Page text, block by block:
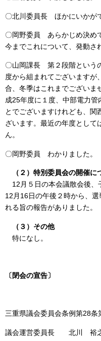
〇北川委員長 ほかにいかが
〇岡野委員 あらかじめ決め
今までこれについて、発動さ
〇山岡課長 第２段階という
度から組まれてございますが
合、冬季はこれまでございま
成25年度に１度、中部電力管
とでございますけれども、関
ざいます。最近の年度として
ん。
〇岡野委員 わかりました。
（２）特別委員会の開催に
12月５日の本会議散会後、
12月16日の午後２時から、
れる旨の報告がありました。
（３）その他
特になし。
〔閉会の宣告〕
三重県議会委員会条例第28条
議会運営委員長 北川 裕